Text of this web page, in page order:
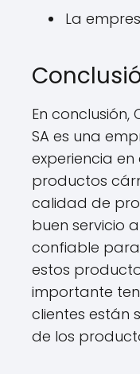
La
En
SA es una
experiencia
productos
calidad de
buen servicio
confiable
estos
importante
clientes están
de los